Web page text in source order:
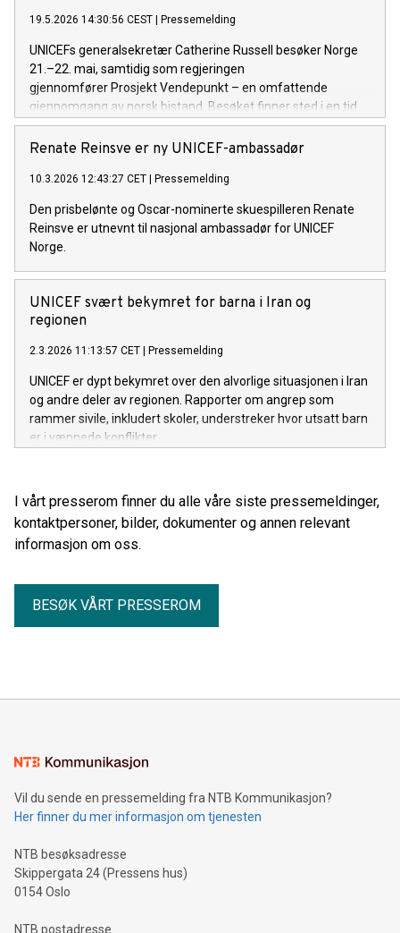
19.5.2026 14:30:56 CEST Pressemelding
UNICEFs generalsekretær Catherine Russell besøker Norge
21.–22. mai, samtidig som regjeringen
gjennomfører Prosjekt Vendepunkt – en omfattende
gjennomgang av norsk bistand. Besøket finner sted i en tid
med økende globale humanitære behov, der prioriteringene i
norsk utviklingspolitikk kan få direkte konsekvenser for barn i
Renate Reinsve er ny UNICEF-ambassadør
10.3.2026 12:43:27 CET Pressemelding
Den prisbelønte og Oscar-nominerte skuespilleren Renate
Reinsve er utnevnt til nasjonal ambassadør for UNICEF
Norge.
UNICEF svært bekymret for barna i Iran og
regionen
2.3.2026 11:13:57 CET Pressemelding
UNICEF er dypt bekymret over den alvorlige situasjonen i Iran
og andre deler av regionen. Rapporter om angrep som
rammer sivile, inkludert skoler, understreker hvor utsatt barn
er i væpnede konflikter.
I vårt presserom finner du alle våre siste pressemeldinger,
kontaktpersoner, bilder, dokumenter og annen relevant
informasjon om oss.
BESØK VÅRT PRESSEROM
Vil du sende en pressemelding fra NTB Kommunikasjon?
Her finner du mer informasjon om tjenesten
NTB besøksadresse
Skippergata 24 (Pressens hus)
0154 Oslo
NTB postadresse